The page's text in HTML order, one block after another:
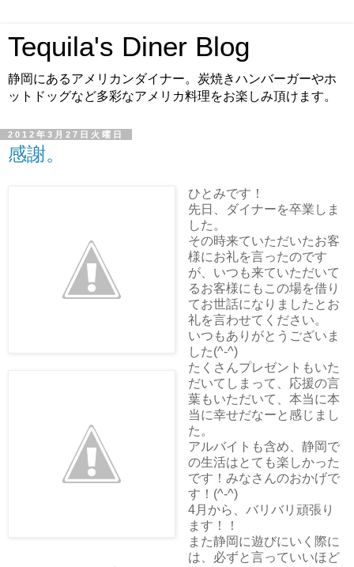
Tequila's Diner Blog
静岡にあるアメリカンダイナー。炭焼きハンバーガーやホ
ットドッグなど多彩なアメリカ料理をお楽しみ頂けます。
2012年3月27日火曜日
感謝。
ひとみです！
先日、ダイナーを卒業しま
した。
その時来ていただいたお客
様にお礼を言ったのです
が、いつも来ていただいて
るお客様にもこの場を借り
てお世話になりましたとお
礼を言わせてください。
いつもありがとうございま
した(^-^)
たくさんプレゼントもいた
だいてしまって、応援の言
葉もいただいて、本当に本
当に幸せだなーと感じまし
た。
アルバイトも含め、静岡で
の生活はとても楽しかった
です！みなさんのおかげで
す！(^-^)
4月から、バリバリ頑張り
ます！！
また静岡に遊びにいく際に
は、必ずと言っていいほど